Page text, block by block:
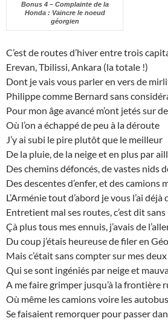
Bonus 4 – Complainte de la
Honda : Vaincre le noeud
géorgien
C’est de routes d’hiver entre trois
Erevan, Tbilissi, Ankara (la totale !)
Dont je vais vous parler en vers de
Philippe comme Bernard sans
Pour mon âge avancé m’ont jetés sur
Où l’on a échappé de peu à la déroute
J’y ai subi le pire plutôt que le meilleur
De la pluie, de la neige et en plus par
Des chemins défoncés, de vastes nids
Des descentes d’enfer, et des camions
L’Arménie tout d’abord je vous l’ai déjà
Entretient mal ses routes, c’est dit
Çà plus tous mes ennuis, j’avais de
Du coup j’étais heureuse de filer en
Mais c’était sans compter sur mes
Qui se sont ingéniés par neige et
A me faire grimper jusqu’à la frontière
Où même les camions voire les autobus
Se faisaient remorquer pour passer